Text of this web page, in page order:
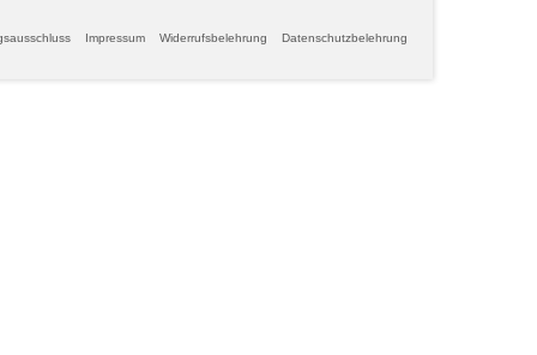
Impressum Widerrufsbelehrung Datenschutzbelehrung